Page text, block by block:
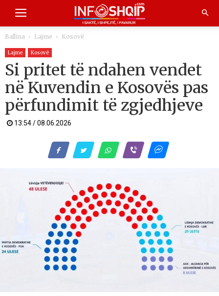
Ballina Lajme Kosovë
Lajme Kosovë
Si pritet të ndahen vendet
në Kuvendin e Kosovës pas
përfundimit të zgjedhjeve
13:54 / 08.06.2026